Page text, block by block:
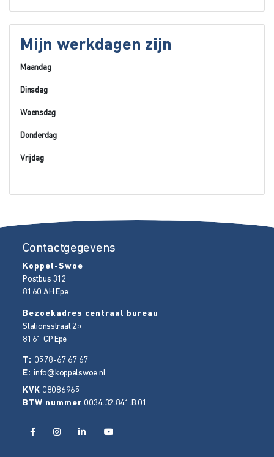
Mijn werkdagen zijn
Maandag
Dinsdag
Woensdag
Donderdag
Vrijdag
Contactgegevens
Koppel-Swoe
Postbus 312
8160 AH Epe
Bezoekadres centraal bureau
Stationsstraat 25
8161 CP Epe
T: 0578-67 67 67
E:info@koppelswoe.nl
KVK 08086965
BTW nummer 0034.32.841.B.01